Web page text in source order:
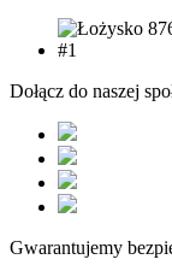
Dołącz do naszej
Gwarantujemy